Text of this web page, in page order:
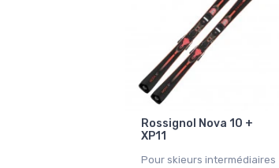
Rossignol Nova 10 +
XP11
Pour skieurs intermédiaires